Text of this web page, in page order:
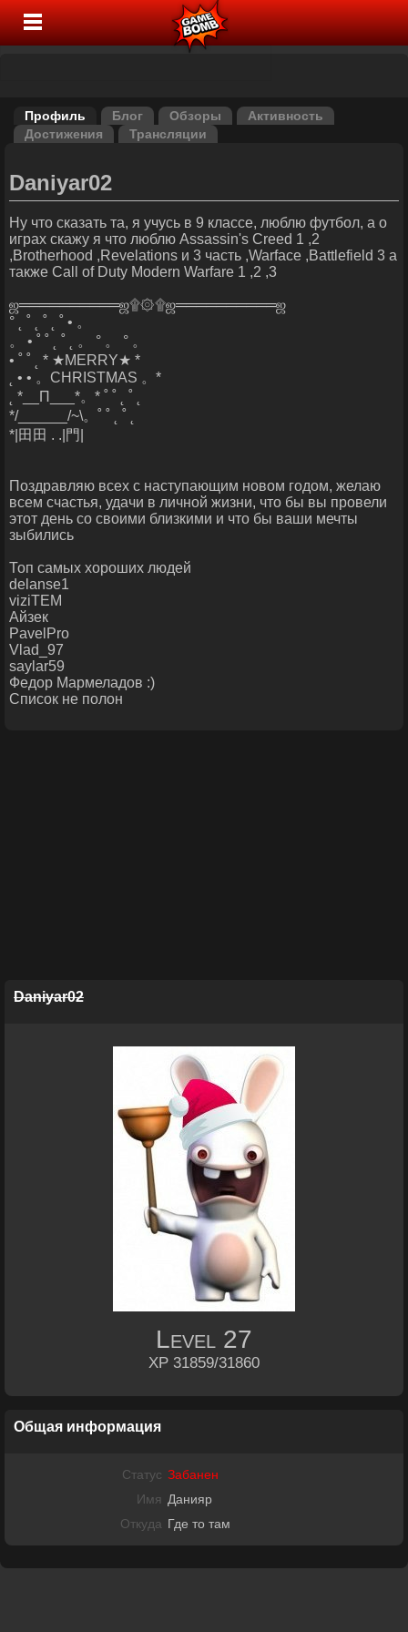
Профиль Блог Обзоры
Активность
Достижения
Трансляции
Daniyar02
Ну что сказать та, я учусь в 9 классе, люблю футбол, а о
играх скажу я что люблю Assassin's Creed 1 ,2
,Brotherhood ,Revelations и 3 часть ,Warface ,Battlefield 3 а
также Call of Duty Modern Warfare 1 ,2 ,3
ஜ══════════ஜ۩۞۩ஜ══════════ஜ
° ˛ ˚ ˛ ˚ ˛ ˚ • 。
。 • ˚ ˚ ˛ ˚ ˛ 。 ° 。 ° 。
• ˚ ˚ ˛ * ★MERRY★ *
˛ • • 。CHRISTMAS 。*
˛ *__Π___*。* ˚ ˚ ˛ ˚ ˛
*/______/~\。˚ ˚ ˛ ˚ ˛
*|田田 . .|門|
Поздравляю всех с наступающим новом годом, желаю
всем счастья, удачи в личной жизни, что бы вы провели
этот день со своими близкими и что бы ваши мечты
зыбились
Топ самых хороших людей
delanse1
viziTEM
Айзeк
PavelPro
Vlad_97
saylar59
Федор Мармеладов :)
Список не полон
Daniyar02
Level 27
XP 31859/31860
Общая информация
Статус Забанен
Имя Данияр
Откуда Где то там